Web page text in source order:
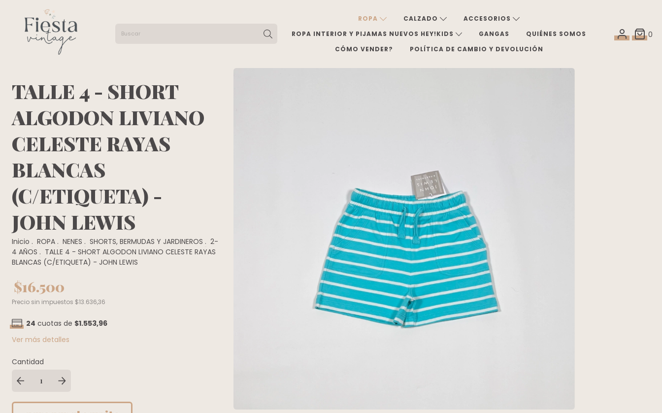
ROPA CALZADO
ACCESORIOS
ROPA INTERIOR Y PIJAMAS NUEVOS HEY!KIDS
GANGAS
QUIÉNES SOMOS
CÓMO VENDER?
POLÍTICA DE CAMBIO Y DEVOLUCIÓN
0
TALLE 4 - SHORT
ALGODON LIVIANO
CELESTE RAYAS
BLANCAS
(C/ETIQUETA) -
JOHN LEWIS
Inicio . ROPA . NENES . SHORTS, BERMUDAS Y JARDINEROS . 2-
4 AÑOS . TALLE 4 - SHORT ALGODON LIVIANO CELESTE RAYAS
BLANCAS (C/ETIQUETA) - JOHN LEWIS
$16.500
Precio sin impuestos $13.636,36
24 cuotas de $1.553,96
Ver más detalles
Cantidad